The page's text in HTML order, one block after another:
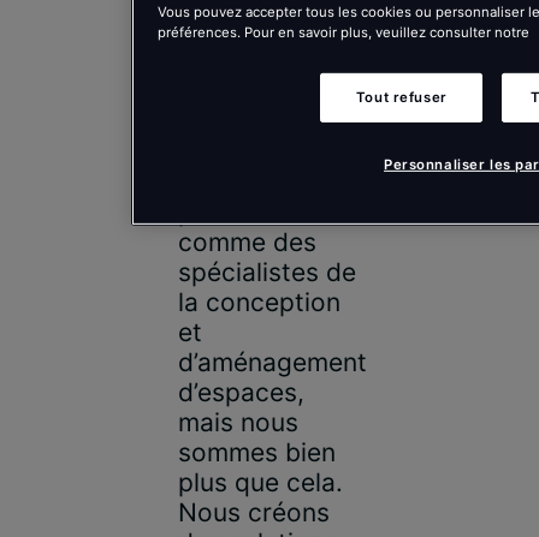
comme des
spécialistes de
la conception
et
d’aménagement
d’espaces,
mais nous
sommes bien
plus que cela.
Nous créons
Vous pouvez accepter tous les cookies ou personnaliser
préférences. Pour en savoir plus, veuillez consulter notre
Tout refuser
Personnaliser les